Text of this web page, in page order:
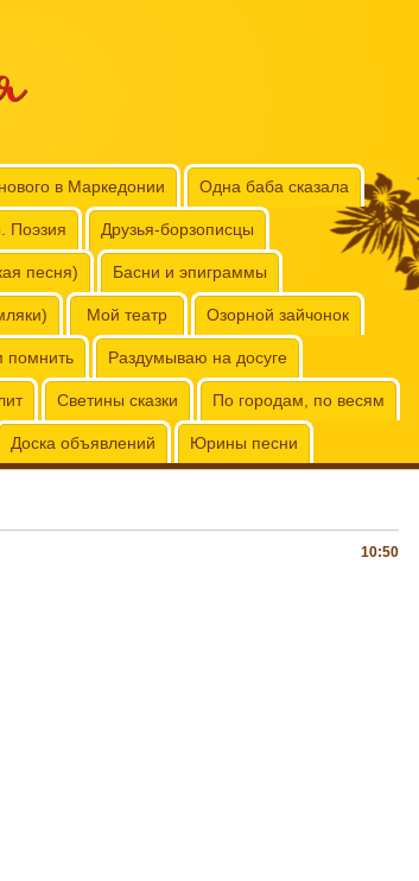
в Маркедонии Одна баба сказала
Поэзия Друзья-борзописцы
песня) Басни и эпиграммы
Мой театр Озорной зайчонок
помнить Раздумываю на досуге
Светины сказки По городам, по весям
Доска объявлений Юрины песни
10:50